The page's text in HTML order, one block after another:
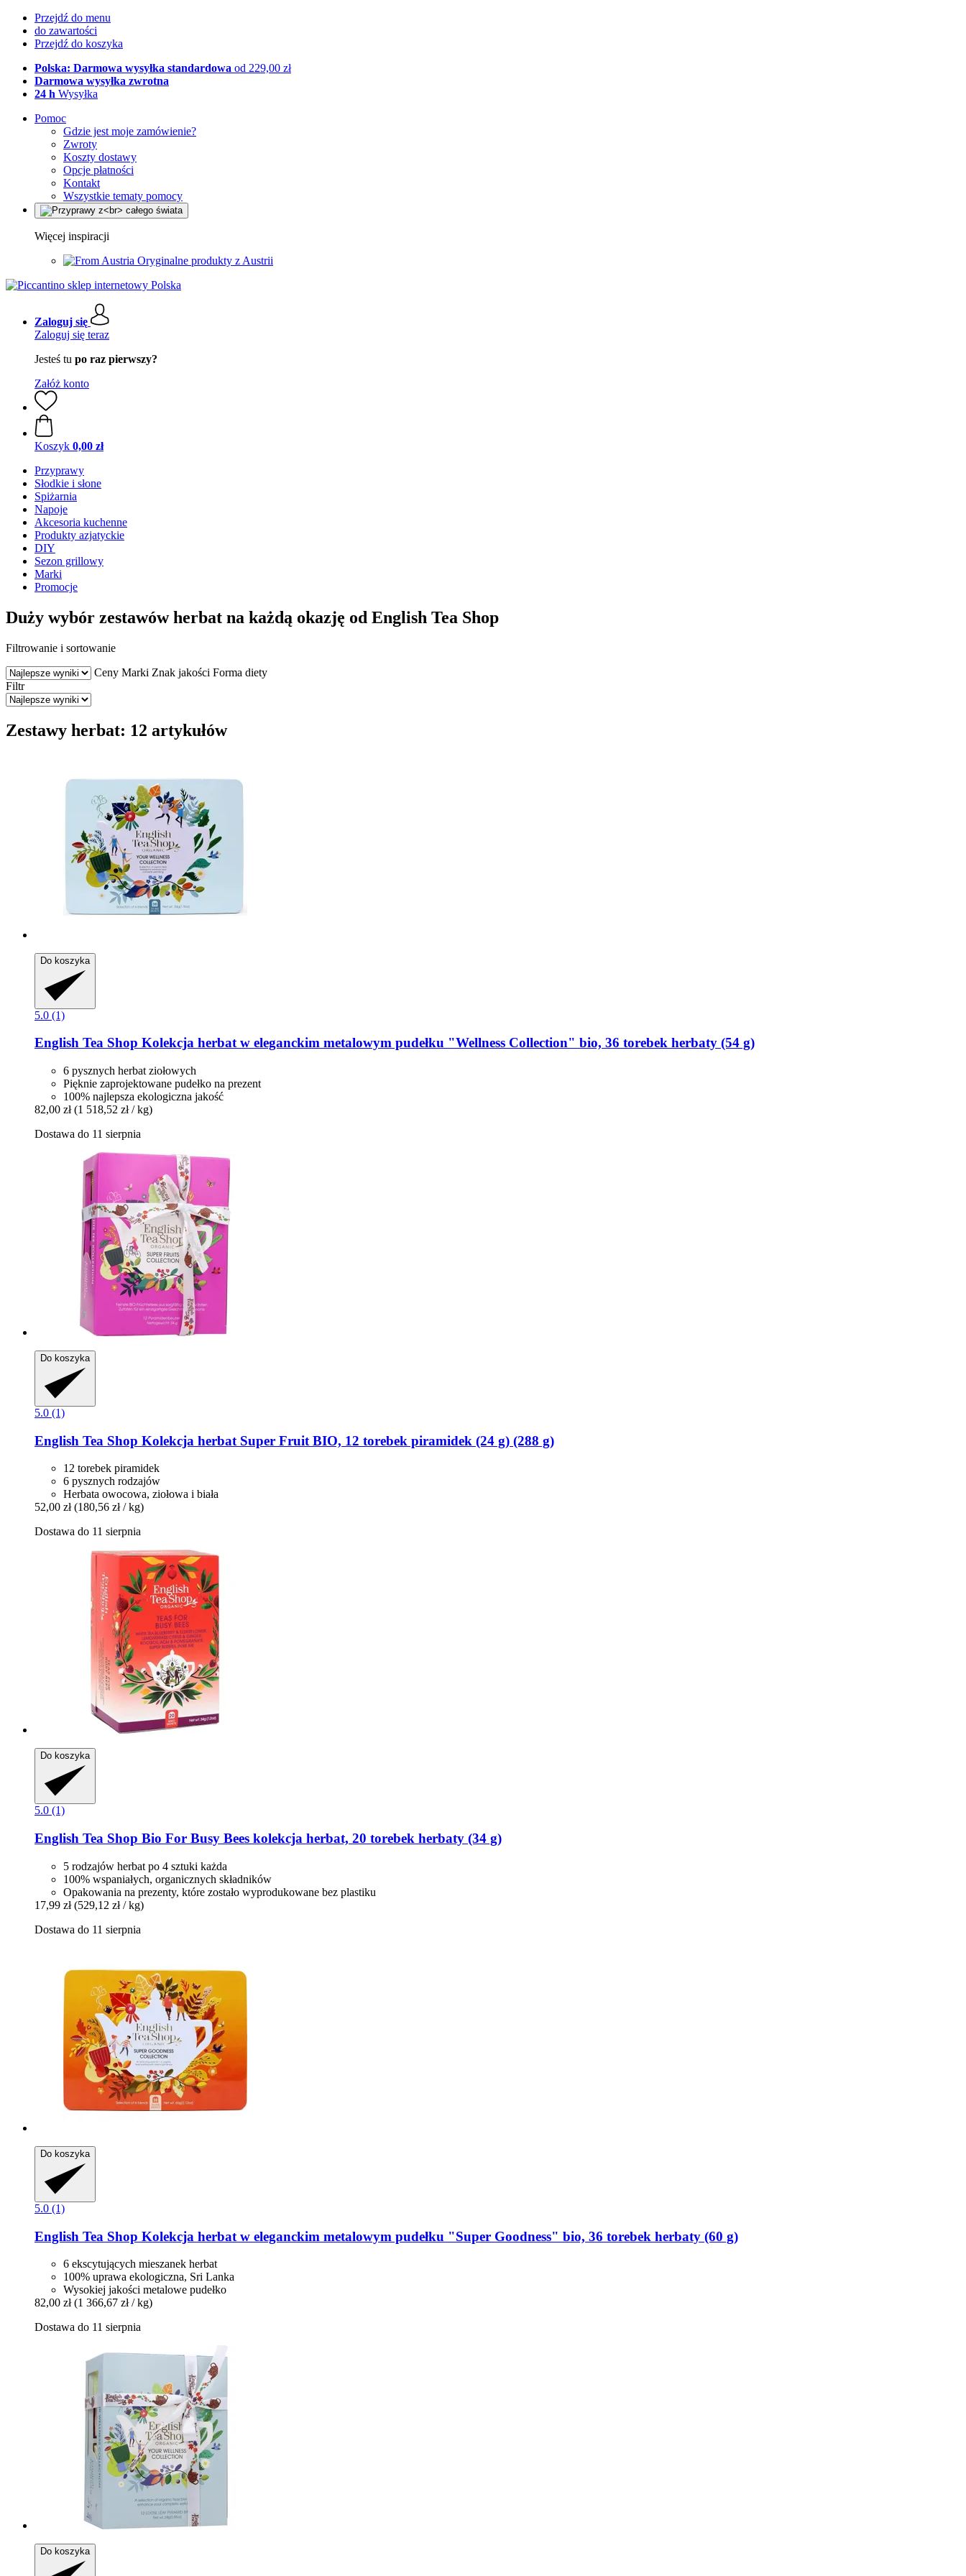
Przejdź do menu
do zawartości
Przejdź do koszyka
Polska: Darmowa wysyłka standardowa od 229,00 zł
Darmowa wysyłka zwrotna
24 h Wysyłka
Pomoc
Gdzie jest moje zamówienie?
Zwroty
Koszty dostawy
Opcje płatności
Kontakt
Wszystkie tematy pomocy
Więcej inspiracji
Oryginalne produkty z Austrii
Zaloguj się
Zaloguj się teraz
Jesteś tu po raz pierwszy?
Załóż konto
Koszyk 0,00 zł
Przyprawy
Słodkie i słone
Spiżarnia
Napoje
Akcesoria kuchenne
Produkty azjatyckie
DIY
Sezon grillowy
Marki
Promocje
Duży wybór zestawów herbat na każdą okazję od English Tea Shop
Filtrowanie i sortowanie
Ceny Marki Znak jakości Forma diety
Filtr
Zestawy herbat: 12 artykułów
Do koszyka
5.0 (1)
English Tea Shop Kolekcja herbat w eleganckim metalowym pudełku "Wellness Collection" bio, 36 torebek herbaty (54 g)
6 pysznych herbat ziołowych
Pięknie zaprojektowane pudełko na prezent
100% najlepsza ekologiczna jakość
82,00 zł (1 518,52 zł / kg)
Dostawa do 11 sierpnia
Do koszyka
5.0 (1)
English Tea Shop Kolekcja herbat Super Fruit BIO, 12 torebek piramidek (24 g) (288 g)
12 torebek piramidek
6 pysznych rodzajów
Herbata owocowa, ziołowa i biała
52,00 zł (180,56 zł / kg)
Dostawa do 11 sierpnia
Do koszyka
5.0 (1)
English Tea Shop Bio For Busy Bees kolekcja herbat, 20 torebek herbaty (34 g)
5 rodzajów herbat po 4 sztuki każda
100% wspaniałych, organicznych składników
Opakowania na prezenty, które zostało wyprodukowane bez plastiku
17,99 zł (529,12 zł / kg)
Dostawa do 11 sierpnia
Do koszyka
5.0 (1)
English Tea Shop Kolekcja herbat w eleganckim metalowym pudełku "Super Goodness" bio, 36 torebek herbaty (60 g)
6 ekscytujących mieszanek herbat
100% uprawa ekologiczna, Sri Lanka
Wysokiej jakości metalowe pudełko
82,00 zł (1 366,67 zł / kg)
Dostawa do 11 sierpnia
Do koszyka